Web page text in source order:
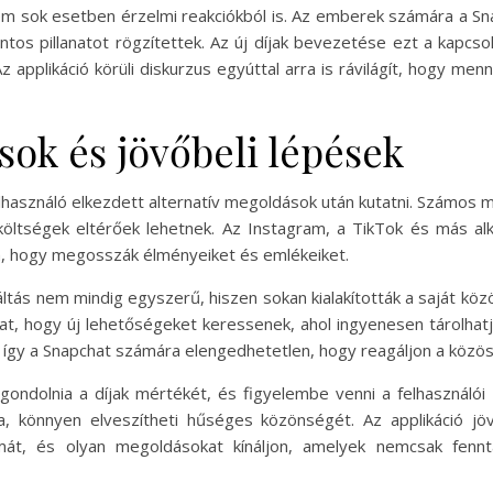
sok esetben érzelmi reakciókból is. Az emberek számára a
pillanatot rögzítettek. Az új díjak bevezetése ezt a
applikáció körüli diskurzus egyúttal arra is rávilágít, hogy
és jövőbeli lépések
elkezdett alternatív megoldások után kutatni. Számos
eltérőek lehetnek. Az Instagram, a TikTok és más
megosszák élményeiket és emlékeiket.
nem mindig egyszerű, hiszen sokan kialakították a saját
hogy új lehetőségeket keressenek, ahol ingyenesen
a Snapchat számára elengedhetetlen, hogy reagáljon a
a díjak mértékét, és figyelembe venni a
könnyen elveszítheti hűséges közönségét. Az applikáció
és olyan megoldásokat kínáljon, amelyek nemcsak